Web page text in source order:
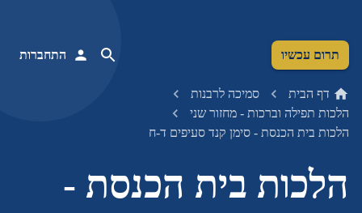
תרום עכשיו התחברות
דף הבית
סמיכה לרבנות
הלכות תפילה וברכות - מחזור שני
הלכות בית הכנסת - סימן קנד סעיפים ד-ח
הלכות בית הכנסת -